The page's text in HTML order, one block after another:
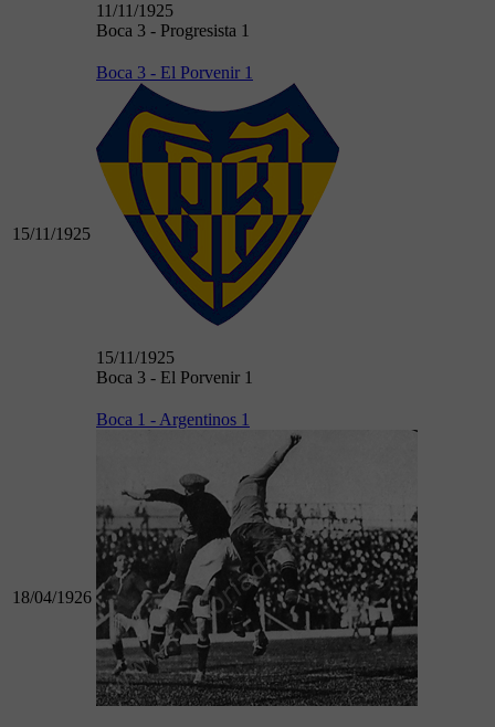
11/11/1925
Boca 3 - Progresista 1
15/11/1925
Boca 3 - El Porvenir 1
15/11/1925
Boca 3 - El Porvenir 1
18/04/1926
Boca 1 - Argentinos 1